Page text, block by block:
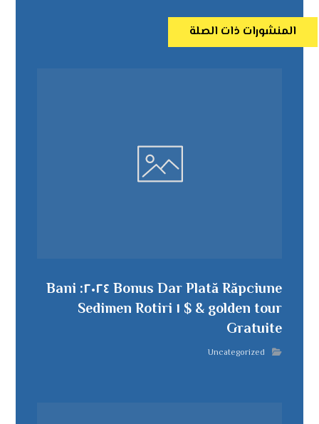
المنشورات ذات الصلة
Bonus Dar Plată Răpciune ٢٠٢٤: Bani
& golden tour $ ١ Sedimen Rotiri
Gratuite
Uncategorized